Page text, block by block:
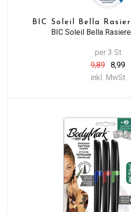
BIC Soleil Bella
BIC Soleil Bella
per 3 St
9,89
8,99
inkl. MwSt